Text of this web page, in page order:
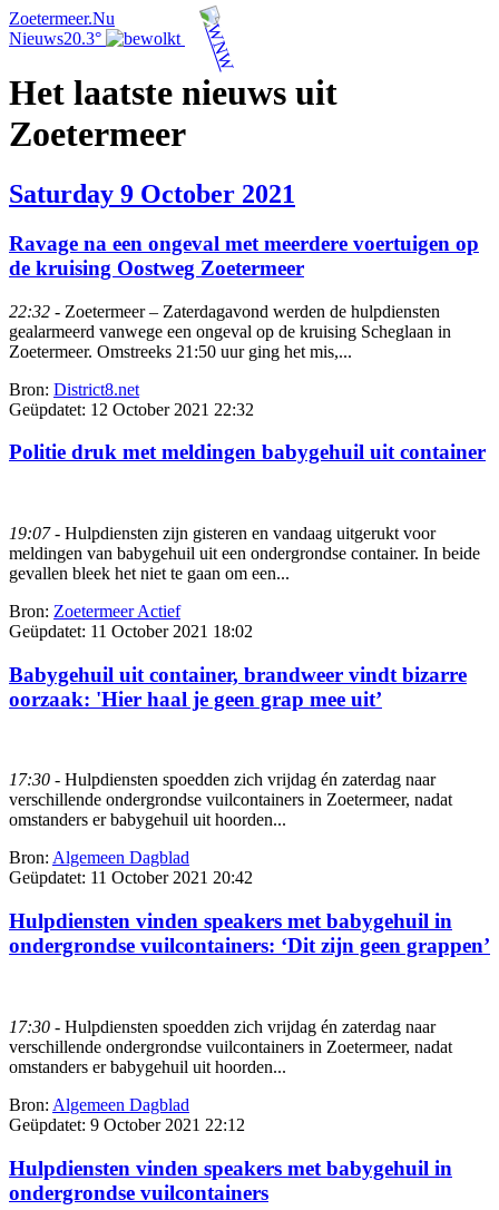
Zoetermeer.Nu
Nieuws20.3°
Het laatste nieuws uit
Zoetermeer
Saturday 9 October 2021
Ravage na een ongeval met meerdere voertuigen op
de kruising Oostweg Zoetermeer
22:32 - Zoetermeer – Zaterdagavond werden de hulpdiensten
gealarmeerd vanwege een ongeval op de kruising Scheglaan in
Zoetermeer. Omstreeks 21:50 uur ging het mis,...
Bron: District8.net
Geüpdatet: 12 October 2021 22:32
Politie druk met meldingen babygehuil uit container
19:07- Hulpdiensten zijn gisteren en vandaag uitgerukt voor
meldingen van babygehuil uit een ondergrondse container. In beide
gevallen bleek het niet te gaan om een...
Bron: Zoetermeer Actief
Geüpdatet: 11 October 2021 18:02
Babygehuil uit container, brandweer vindt bizarre
oorzaak: 'Hier haal je geen grap mee uit’
17:30 - Hulpdiensten spoedden zich vrijdag én zaterdag naar
verschillende ondergrondse vuilcontainers in Zoetermeer, nadat
omstanders er babygehuil uit hoorden...
Bron: Algemeen Dagblad
Geüpdatet: 11 October 2021 20:42
Hulpdiensten vinden speakers met babygehuil in
ondergrondse vuilcontainers: ‘Dit zijn geen grappen’
17:30 - Hulpdiensten spoedden zich vrijdag én zaterdag naar
verschillende ondergrondse vuilcontainers in Zoetermeer, nadat
omstanders er babygehuil uit hoorden...
Bron: Algemeen Dagblad
Geüpdatet: 9 October 2021 22:12
Hulpdiensten vinden speakers met babygehuil in
ondergrondse vuilcontainers